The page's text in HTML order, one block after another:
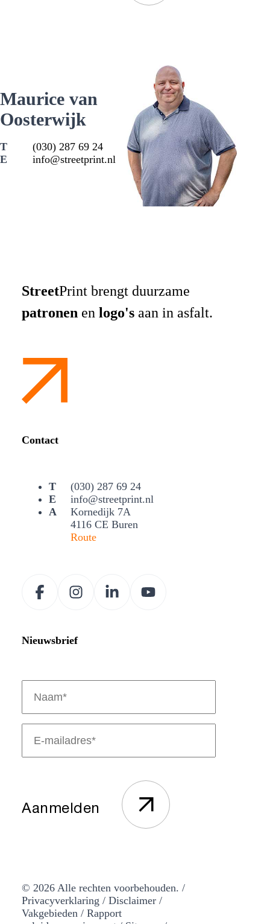
Maurice van
Oosterwijk
(030) 287 69 24
info@streetprint.nl
StreetPrint brengt duurzame
patronen en logo's aan in asfalt.
Contact
(030) 287 69 24
info@streetprint.nl
Kornedijk 7A
4116 CE Buren
Route
Nieuwsbrief
(Vereist)
mailadres
© 2026 Alle rechten voorbehouden. /
Privacyverklaring / Disclaimer /
Vakgebieden / Rapport